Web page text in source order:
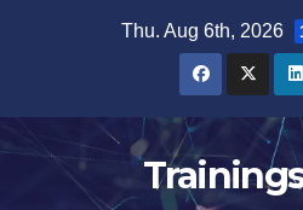
Thu. Aug 6th, 2026